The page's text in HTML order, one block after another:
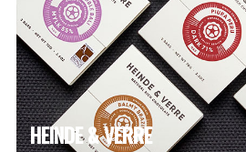
HEINDE & VERRE